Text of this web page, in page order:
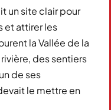
un site clair pour
et attirer les
la Vallée de la
des sentiers
de ses
le mettre en